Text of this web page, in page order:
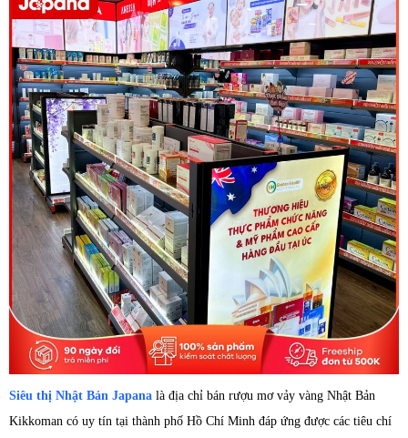
Siêu thị Nhật Bản Japana là địa chỉ bán rượu mơ vảy vàng Nhật Bản
Kikkoman có uy tín tại thành phố Hồ Chí Minh đáp ứng được các tiêu chí